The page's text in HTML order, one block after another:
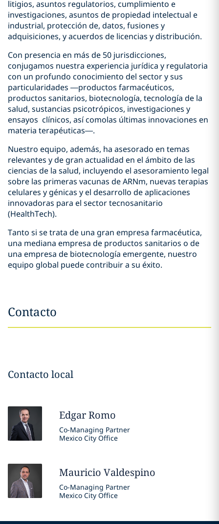
litigios, asuntos regulatorios, cumplimiento e
investigaciones, asuntos de propiedad intelectual e
industrial, protección de, datos, fusiones y
adquisiciones, y acuerdos de licencias y distribución.
Con presencia en más de 50 jurisdicciones,
conjugamos nuestra experiencia jurídica y regulatoria
con un profundo conocimiento del sector y sus
particularidades —productos farmacéuticos,
productos sanitarios, biotecnología, tecnología de la
salud, sustancias psicotrópicos, investigaciones y
ensayos clínicos, así comolas últimas innovaciones en
materia terapéuticas—.
Nuestro equipo, además, ha asesorado en temas
relevantes y de gran actualidad en el ámbito de las
ciencias de la salud, incluyendo el asesoramiento legal
sobre las primeras vacunas de ARNm, nuevas terapias
celulares y génicas y el desarrollo de aplicaciones
innovadoras para el sector tecnosanitario
(HealthTech).
Tanto si se trata de una gran empresa farmacéutica,
una mediana empresa de productos sanitarios o de
una empresa de biotecnología emergente, nuestro
equipo global puede contribuir a su éxito.
Contacto
Contacto local
EdgarRomo
Co-Managing Partner
Mexico City Office
Mauricio Valdespino
Co-Managing Partner
Mexico City Office